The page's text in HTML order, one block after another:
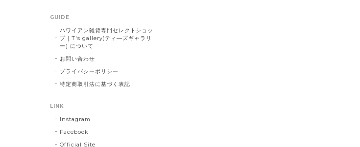
GUIDE
ハワイアン雑貨専門セレクトショッ
プ｜T's gallery(ティ―ズギャラリ
ー) について
お問い合わせ
プライバシーポリシー
特定商取引法に基づく表記
LINK
Instagram
Facebook
Official Site